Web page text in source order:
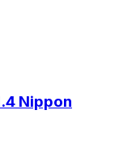
Nippon